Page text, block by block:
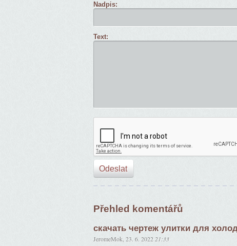
Nadpis:
Text:
Přehled komentářů
скачать чертеж улитки для
JeromeMok 23. 6. 2022 21:33